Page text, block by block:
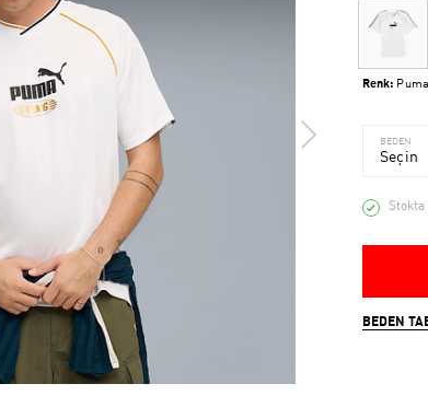
Renk:
BEDEN
Seçin
Stokta
BEDEN